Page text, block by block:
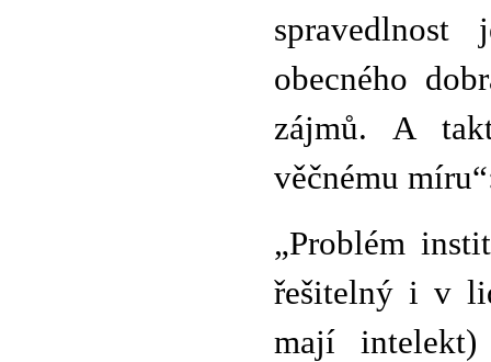
obecného
zájmů. A
věčnému
„Problém
řešitelný i v
mají